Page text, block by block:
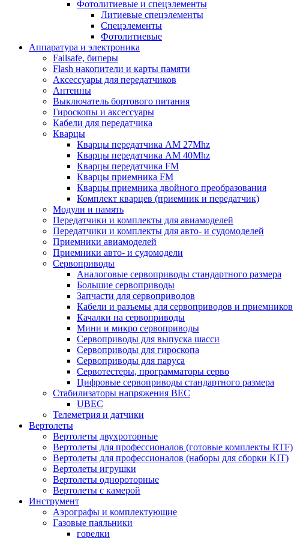
Фотолитиевые и спецэлементы
Литиевые спецэлементы
Спецэлементы
Фотолитиевые
Аппаратура и электроника
Failsafe, биперы
Flash накопители и карты памяти
Аксессуары для передатчиков
Антенны
Выключатель бортового питания
Гироскопы и аксессуары
Кабели для передатчика
Кварцы
Кварцы передатчика AM 27Mhz
Кварцы передатчика AM 40Mhz
Кварцы передатчика FM
Кварцы приемника FM
Кварцы приемника двойного преобразования
Комплект кварцев (приемник и передатчик)
Модули и память
Передатчики и комплекты для авиамоделей
Передатчики и комплекты для авто- и судомоделей
Приемники авиамоделей
Приемники авто- и судомодели
Сервоприводы
Аналоговые сервоприводы стандартного размера
Большие сервоприводы
Запчасти для сервоприводов
Кабели и разъемы для сервоприводов и приемников
Качалки на сервоприводы
Мини и микро сервоприводы
Сервоприводы для выпуска шасси
Сервоприводы для гироскопа
Сервоприводы для паруса
Сервотестеры, программаторы серво
Цифровые сервоприводы стандартного размера
Стабилизаторы напряжения BEC
UBEC
Телеметрия и датчики
Вертолеты
Вертолеты двухроторные
Вертолеты для профессионалов (готовые комплекты RTF)
Вертолеты для профессионалов (наборы для сборки KIT)
Вертолеты игрушки
Вертолеты однороторные
Вертолеты с камерой
Инструмент
Аэрографы и комплектующие
Газовые паяльники
горелки